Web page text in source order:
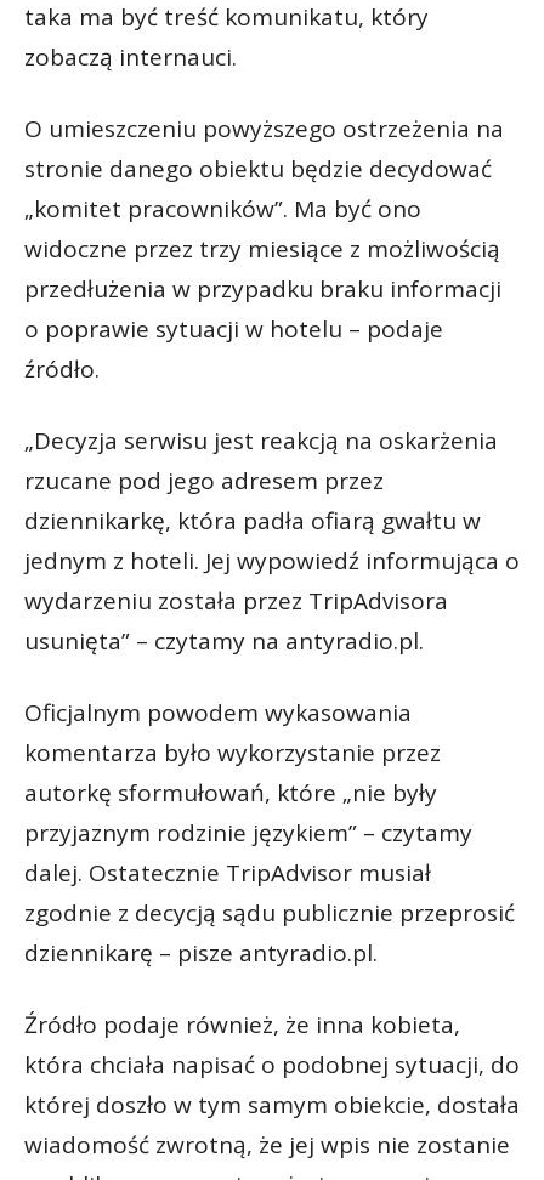
taka ma być treść komunikatu, który
zobaczą internauci.
O umieszczeniu powyższego ostrzeżenia na
stronie danego obiektu będzie decydować
„komitet pracowników”. Ma być ono
widoczne przez trzy miesiące z możliwością
przedłużenia w przypadku braku informacji
o poprawie sytuacji w hotelu – podaje
źródło.
„Decyzja serwisu jest reakcją na oskarżenia
rzucane pod jego adresem przez
dziennikarkę, która padła ofiarą gwałtu w
jednym z hoteli. Jej wypowiedź informująca o
wydarzeniu została przez TripAdvisora
usunięta” – czytamy na antyradio.pl.
Oficjalnym powodem wykasowania
komentarza było wykorzystanie przez
autorkę sformułowań, które „nie były
przyjaznym rodzinie językiem” – czytamy
dalej. Ostatecznie TripAdvisor musiał
zgodnie z decycją sądu publicznie przeprosić
dziennikarę – pisze antyradio.pl.
Źródło podaje również, że inna kobieta,
która chciała napisać o podobnej sytuacji, do
której doszło w tym samym obiekcie, dostała
wiadomość zwrotną, że jej wpis nie zostanie